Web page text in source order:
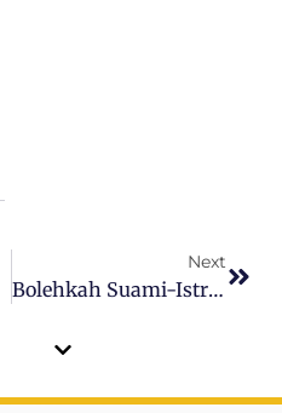
Next
Bolehkah Suami-Istri Mendirikan CV? Ini Hal Yang Harus Diperhatikan